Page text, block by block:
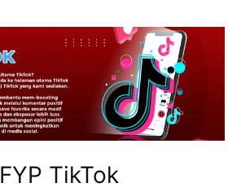
FYP TikTok